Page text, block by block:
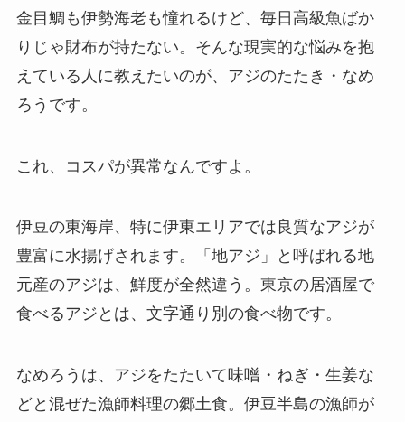
金目鯛も伊勢海老も憧れるけど、毎日高級魚ばか
りじゃ財布が持たない。そんな現実的な悩みを抱
えている人に教えたいのが、アジのたたき・なめ
ろうです。
これ、コスパが異常なんですよ。
伊豆の東海岸、特に伊東エリアでは良質なアジが
豊富に水揚げされます。「地アジ」と呼ばれる地
元産のアジは、鮮度が全然違う。東京の居酒屋で
食べるアジとは、文字通り別の食べ物です。
なめろうは、アジをたたいて味噌・ねぎ・生姜な
どと混ぜた漁師料理の郷土食。伊豆半島の漁師が